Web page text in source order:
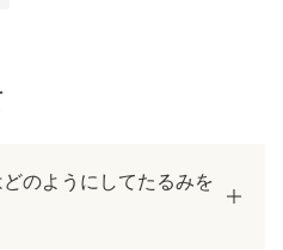
施術メニュー
のようにしてたるみを